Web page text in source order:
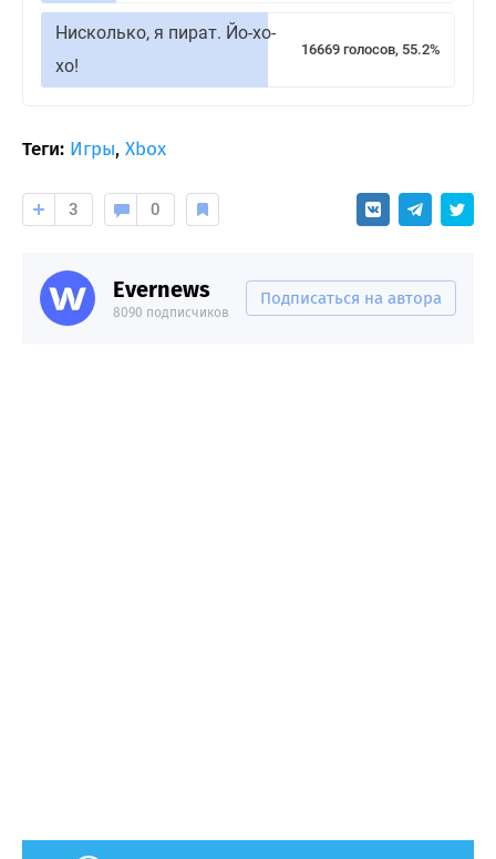
Нисколько, я пират. Йо-хо-
хо!
16669 голосов, 55.2%
Теги: Игры, Xbox
3 0
Evernews
8090 подписчиков
Подписаться на автора